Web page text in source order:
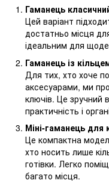
Гаманець
Цей варіант
достатньо місця
ідеальним для
Гаманець із
Для тих, хто хоче
аксесуарами, ми
ключів. Це зручний
практичність і
Міні-гаманець для
Це компактна
хто носить лише
готівки. Легко
багато місця.